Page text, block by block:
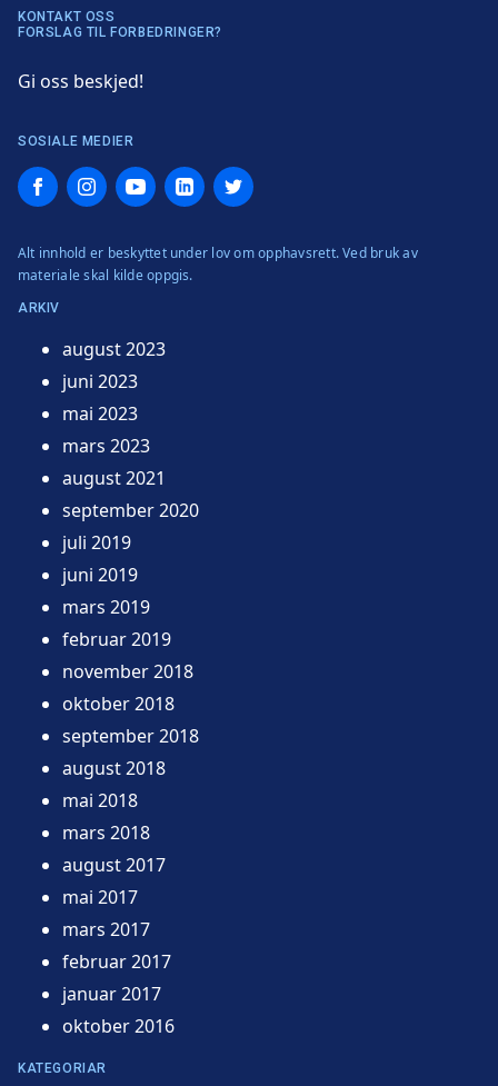
KONTAKT OSS
FORSLAG TIL FORBEDRINGER?
Gi oss beskjed!
SOSIALE MEDIER
FacebookInstagramYouTubeLinkedInTwitter
Alt innhold er beskyttet under lov om opphavsrett. Ved bruk av
materiale skal kilde oppgis.
ARKIV
august 2023
juni 2023
mai 2023
mars 2023
august 2021
september 2020
juli 2019
juni 2019
mars 2019
februar 2019
november 2018
oktober 2018
september 2018
august 2018
mai 2018
mars 2018
august 2017
mai 2017
mars 2017
februar 2017
januar 2017
oktober 2016
KATEGORIAR